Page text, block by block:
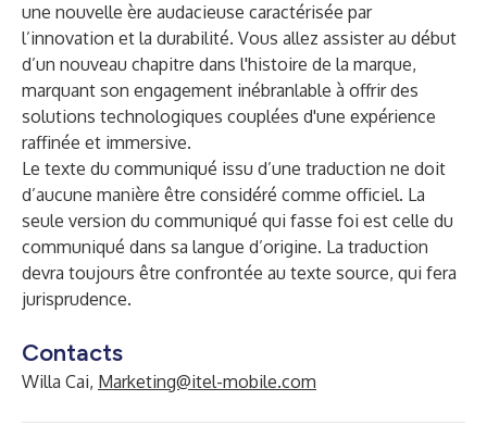
une nouvelle ère audacieuse caractérisée par
l’innovation et la durabilité. Vous allez assister au début
d’un nouveau chapitre dans l'histoire de la marque,
marquant son engagement inébranlable à offrir des
solutions technologiques couplées d'une expérience
raffinée et immersive.
Le texte du communiqué issu d’une traduction ne doit
d’aucune manière être considéré comme officiel. La
seule version du communiqué qui fasse foi est celle du
communiqué dans sa langue d’origine. La traduction
devra toujours être confrontée au texte source, qui fera
jurisprudence.
Contacts
Willa Cai, Marketing@itel-mobile.com